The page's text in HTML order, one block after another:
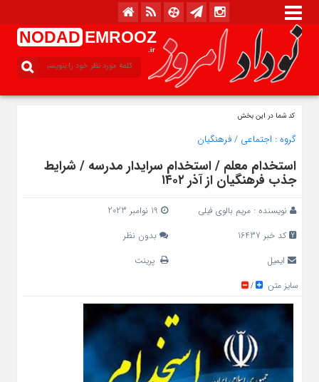
NODAD EMROOZ
.ir
کد شما در این بخش
گروه : اجتماعی /فرهنگیان
استخدام معلم / استخدام سرایدار مدرسه / شرایط
جذب فرهنگیان از آذر ۱۴۰۲
نویسنده : مریم بالوی فیلی
کد خبر 16437
بدون نظر
ایمیل
پرینت
سایز متن
/